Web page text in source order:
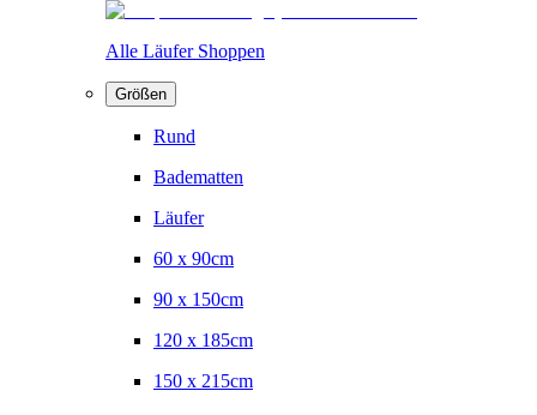
Alle Läufer Shoppen
Größen
Rund
Badematten
Läufer
60 x 90cm
90 x 150cm
120 x 185cm
150 x 215cm